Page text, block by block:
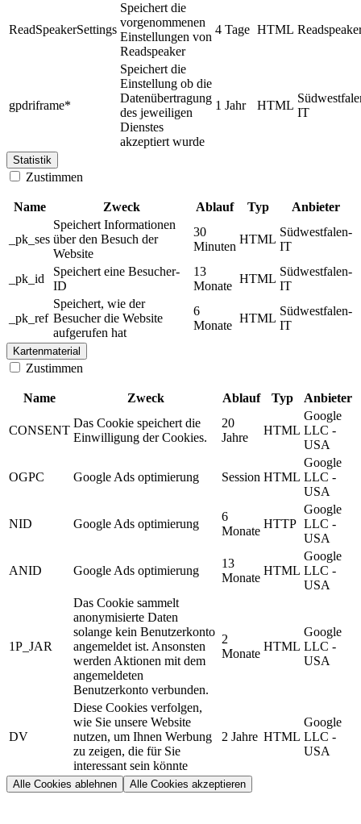
ReadSpeakerSettings
Speichert die
vorgenommenen
Einstellungen von
Readspeaker
4 Tage HTML
gpdriframe*
Speichert die
Einstellung ob die
Datenübertragung
des jeweiligen
Dienstes
akzeptiert wurde
1 Jahr HTML
IT
Statistik
Zustimmen
Name Zweck Ablauf Typ Anbieter
_pk_ses
Speichert Informationen
über den Besuch der
Website
30
Minuten
HTML
Südwestfalen-
IT
_pk_id
Speichert eine Besucher-
ID
13
Monate
HTML
Südwestfalen-
IT
_pk_ref
Speichert, wie der
Besucher die Website
aufgerufen hat
6
Monate
HTML
Südwestfalen-
IT
Kartenmaterial
Zustimmen
Name Zweck Ablauf Typ Anbieter
CONSENT
Das Cookie speichert die
Einwilligung der Cookies.
20
Jahre
HTML
Google
LLC -
USA
OGPC Google Ads optimierung Session HTML
Google
LLC -
USA
NID Google Ads optimierung
6
Monate
HTTP
Google
LLC -
USA
ANID Google Ads optimierung
13
Monate
HTML
Google
LLC -
USA
1P_JAR
Das Cookie sammelt
anonymisierte Daten
solange kein Benutzerkonto
angemeldet ist. Ansonsten
werden Aktionen mit dem
angemeldeten
Benutzerkonto verbunden.
2
Monate
HTML
Google
LLC -
USA
DV
Diese Cookies verfolgen,
wie Sie unsere Website
nutzen, um Ihnen Werbung
zu zeigen, die für Sie
interessant sein könnte
2 Jahre HTML
Google
LLC -
USA
Alle Cookies ablehnen Alle Cookies akzeptieren